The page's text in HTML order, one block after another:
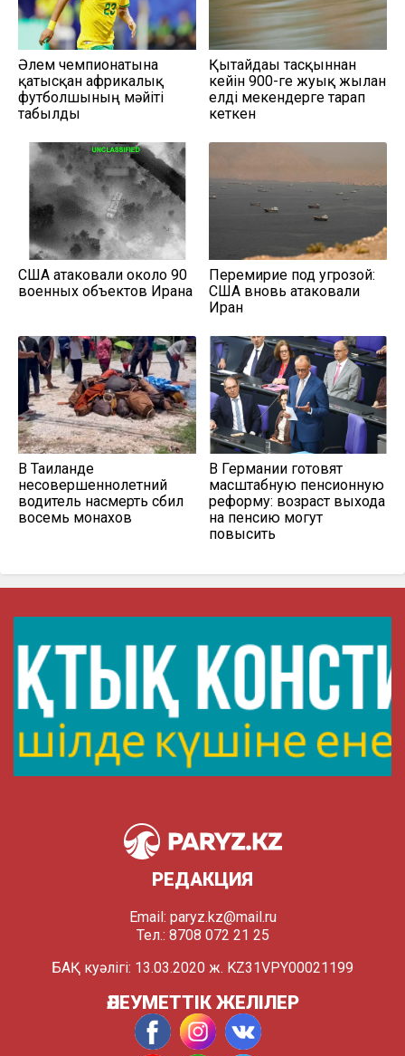
Әлем чемпионатына
қатысқан африкалық
футболшының мәйіті
табылды
Қытайдағы тасқыннан
кейін 900-ге жуық жылан
елді мекендерге тарап
кеткен
США атаковали около 90
военных объектов Ирана
Перемирие под угрозой:
США вновь атаковали
Иран
В Таиланде
несовершеннолетний
водитель насмерть сбил
восемь монахов
В Германии готовят
масштабную пенсионную
реформу: возраст выхода
на пенсию могут
повысить
РЕДАКЦИЯ
Email: paryz.kz@mail.ru
Тел.: 8708 072 21 25
БАҚ куәлігі: 13.03.2020 ж. KZ31VPY00021199
ӘЛЕУМЕТТІК ЖЕЛІЛЕР